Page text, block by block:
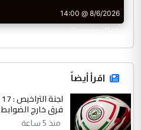
CurrencyRate
اقرأ أيضاً
فرق خارج الضوابط
منذ 5 ساعة